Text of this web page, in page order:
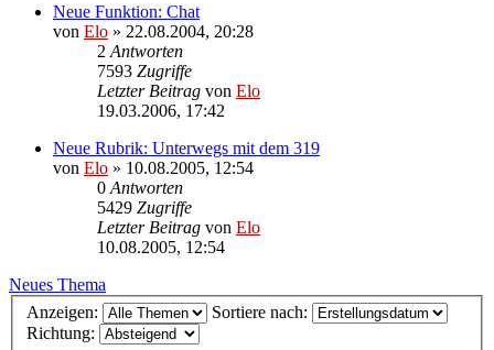
Neue Funktion: Chat
von Elo » 22.08.2004, 20:28
2 Antworten
7593 Zugriffe
Letzter Beitrag von Elo
19.03.2006, 17:42
Neue Rubrik: Unterwegs mit dem 319
von Elo » 10.08.2005, 12:54
0 Antworten
5429 Zugriffe
Letzter Beitrag von Elo
10.08.2005, 12:54
Neues Thema
Anzeigen:
Sortiere nach:
Richtung: